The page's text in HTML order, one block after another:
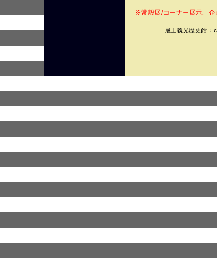
※常設展/コーナー展示、企
最上義光歴史館 ：